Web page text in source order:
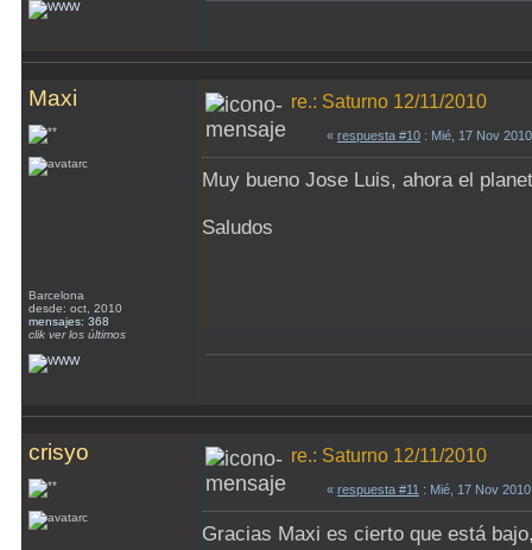
Maxi
Barcelona
desde: oct, 2010
mensajes: 368
clik ver los últimos
re.: Saturno 12/11/2010
« respuesta #10 : Mié, 17 Nov
Muy bueno Jose Luis, ahora el
Saludos
crisyo re.: Saturno 12/11/2010
« respuesta #11 : Mié, 17 Nov
Gracias Maxi es cierto que está